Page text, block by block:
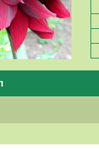
продукт